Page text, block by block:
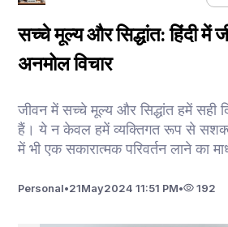
सच्चे मूल्य और सिद्धांत: हिंदी में
अनमोल विचार
जीवन में सच्चे मूल्य और सिद्धांत हमें सही
हैं। ये न केवल हमें व्यक्तिगत रूप से
में भी एक सकारात्मक परिवर्तन लाने का
Personal•21May2024 11:51 PM• 192